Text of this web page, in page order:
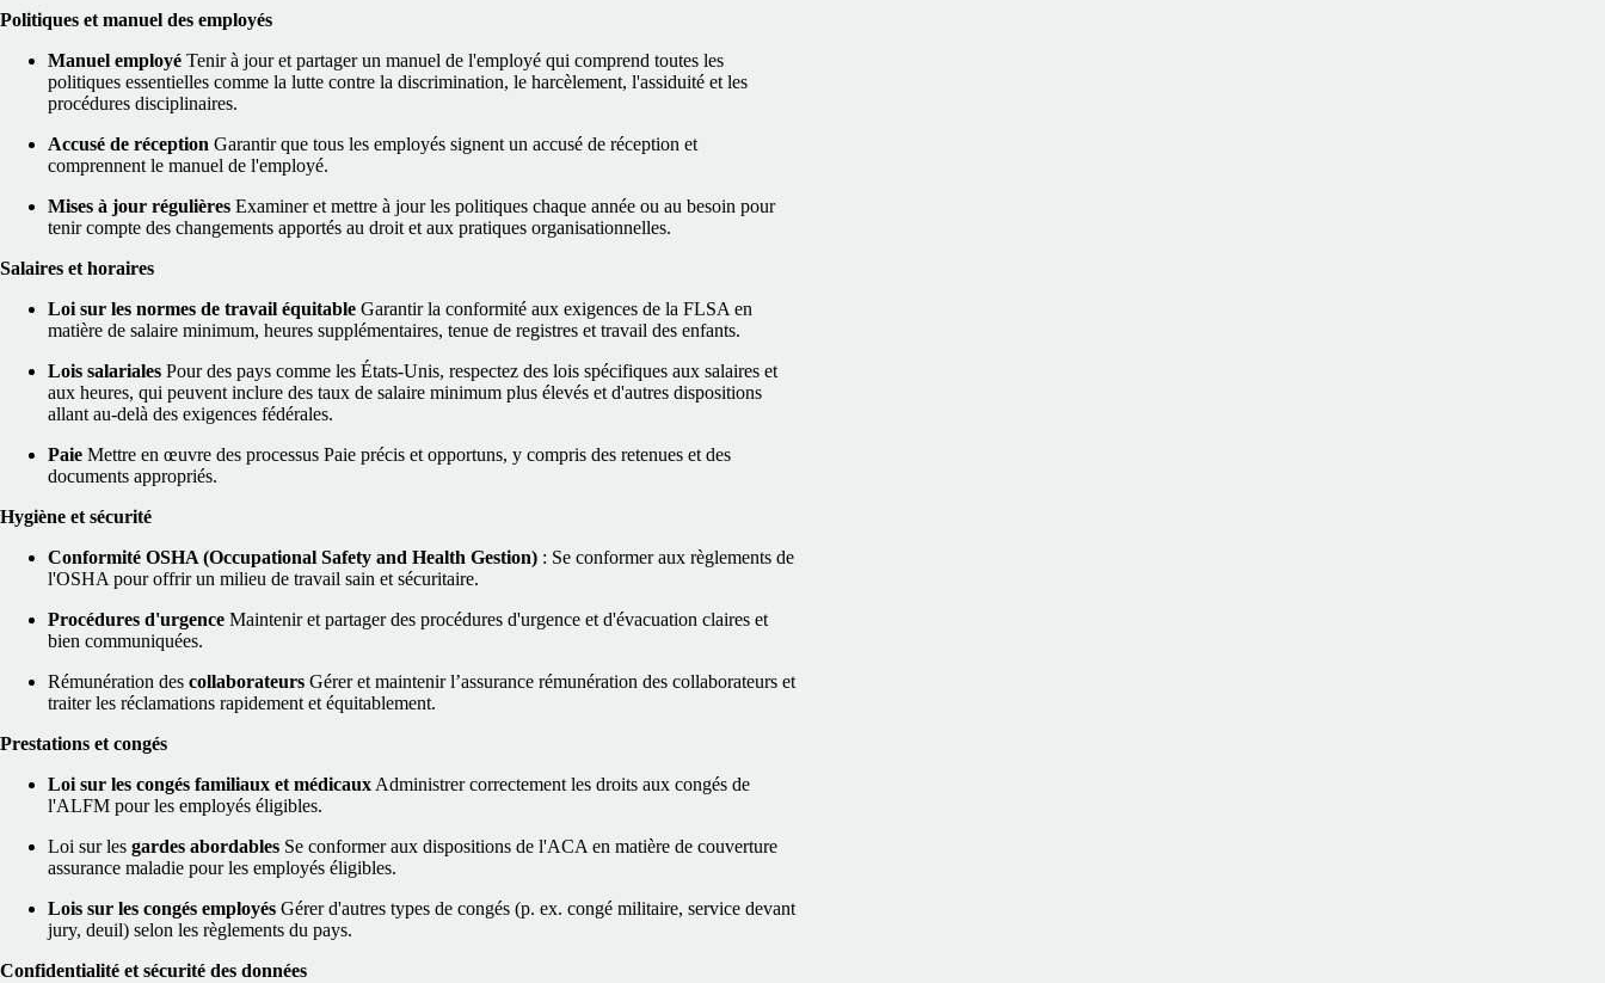
Politiques et manuel des employés
Manuel employé Tenir à jour et partager un manuel de l'employé qui comprend toutes les
politiques essentielles comme la lutte contre la discrimination, le harcèlement, l'assiduité et les
procédures disciplinaires.
Accusé de réception Garantir que tous les employés signent un accusé de réception et
comprennent le manuel de l'employé.
Mises à jour régulières Examiner et mettre à jour les politiques chaque année ou au besoin pour
tenir compte des changements apportés au droit et aux pratiques organisationnelles.
Salaires et horaires
Loi sur les normes de travail équitable Garantir la conformité aux exigences de la FLSA en
matière de salaire minimum, heures supplémentaires, tenue de registres et travail des enfants.
Lois salariales Pour des pays comme les États-Unis, respectez des lois spécifiques aux salaires et
aux heures, qui peuvent inclure des taux de salaire minimum plus élevés et d'autres dispositions
allant au-delà des exigences fédérales.
Paie Mettre en œuvre des processus Paie précis et opportuns, y compris des retenues et des
documents appropriés.
Hygiène et sécurité
Conformité OSHA (Occupational Safety and Health Gestion) : Se conformer aux règlements de
l'OSHA pour offrir un milieu de travail sain et sécuritaire.
Procédures d'urgence Maintenir et partager des procédures d'urgence et d'évacuation claires et
bien communiquées.
Rémunération des collaborateurs Gérer et maintenir l’assurance rémunération des collaborateurs et
traiter les réclamations rapidement et équitablement.
Prestations et congés
Loi sur les congés familiaux et médicauxAdministrer correctement les droits aux congés de
l'ALFM pour les employés éligibles.
Loi sur les gardes abordables Se conformer aux dispositions de l'ACA en matière de couverture
assurance maladie pour les employés éligibles.
Lois sur les congés employés Gérer d'autres types de congés (p. ex. congé militaire, service devant
jury, deuil) selon les règlements du pays.
Confidentialité et sécurité des données